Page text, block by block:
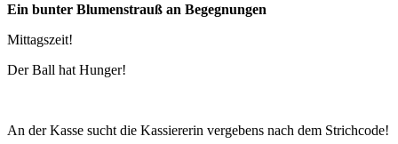
Ein bunter Blumenstrauß an Begegnungen
Mittagszeit!
Der Ball hat Hunger!
An der Kasse sucht die Kassiererin vergebens nach dem Strichcode!